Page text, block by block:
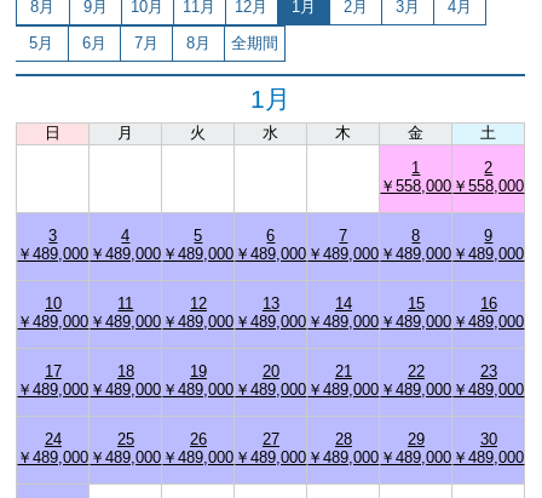
8月 9月 10月 11月 12月 1月 2月 3月
4月
5月
6月 7月 8月 全期間
1月
日 月 火 水 木 金 土
1
￥558,000
2
￥558,000
3
￥489,000
4
￥489,000
5
￥489,000
6
￥489,000
7
￥489,000
8
￥489,000
9
￥489,000
10
￥489,000
11
￥489,000
12
￥489,000
13
￥489,000
14
￥489,000
15
￥489,000
16
￥489,000
17
￥489,000
18
￥489,000
19
￥489,000
20
￥489,000
21
￥489,000
22
￥489,000
23
￥489,000
24
￥489,000
25
￥489,000
26
￥489,000
27
￥489,000
28
￥489,000
29
￥489,000
30
￥489,000